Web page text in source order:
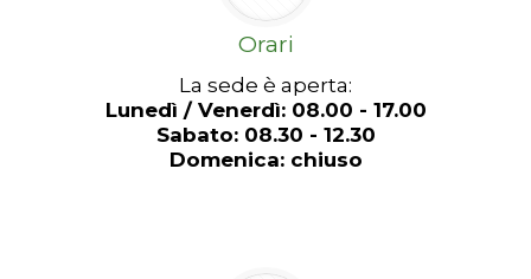
Orari
La sede è aperta:
Lunedì / Venerdì: 08.00 - 17.00
Sabato: 08.30 - 12.30
Domenica: chiuso